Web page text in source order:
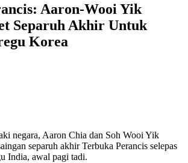
Aaron-Wooi Yik
Separuh Akhir Untuk
Korea
negara, Aaron Chia dan Soh Wooi Yik
separuh akhir Terbuka Perancis selepas
India, awal pagi tadi.